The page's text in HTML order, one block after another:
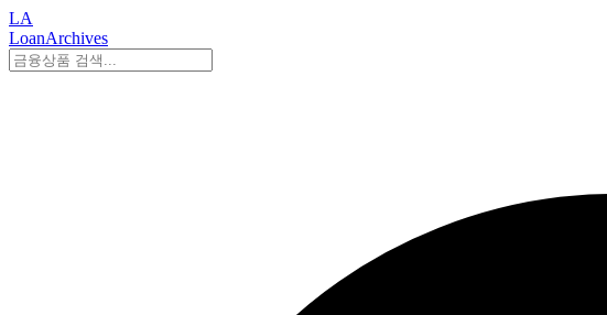
LA
LoanArchives